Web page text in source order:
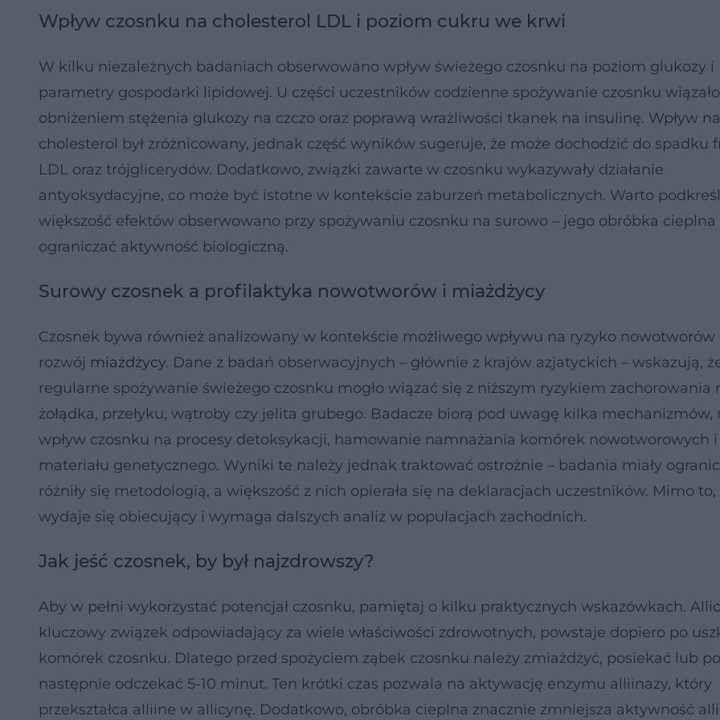
Wpływ czosnku na cholesterol LDL i poziom cukru we krwi
W kilku niezależnych badaniach obserwowano wpływ świeżego czosnku na poziom glukozy i
parametry gospodarki lipidowej. U części uczestników codzienne spożywanie czosnku
obniżeniem stężenia glukozy na czczo oraz poprawą wrażliwości tkanek na insulinę. Wpływ na
cholesterol był zróżnicowany, jednak część wyników sugeruje, że może dochodzić do spadku
LDL oraz trójglicerydów. Dodatkowo, związki zawarte w czosnku wykazywały działanie
antyoksydacyjne, co może być istotne w kontekście zaburzeń metabolicznych. Warto
większość efektów obserwowano przy spożywaniu czosnku na surowo – jego obróbka cieplna
ograniczać aktywność biologiczną.
Surowy czosnek a profilaktyka nowotworów i miażdżycy
Czosnek bywa również analizowany w kontekście możliwego wpływu na ryzyko nowotworów
rozwój miażdżycy. Dane z badań obserwacyjnych – głównie z krajów azjatyckich – wskazują,
regularne spożywanie świeżego czosnku mogło wiązać się z niższym ryzykiem zachorowania
żołądka, przełyku, wątroby czy jelita grubego. Badacze biorą pod uwagę kilka mechanizmów,
wpływ czosnku na procesy detoksykacji, hamowanie namnażania komórek nowotworowych
materiału genetycznego. Wyniki te należy jednak traktować ostrożnie – badania miały
różniły się metodologią, a większość z nich opierała się na deklaracjach uczestników. Mimo
wydaje się obiecujący i wymaga dalszych analiz w populacjach zachodnich.
Jak jeść czosnek, by był najzdrowszy?
Aby w pełni wykorzystać potencjał czosnku, pamiętaj o kilku praktycznych wskazówkach.
kluczowy związek odpowiadający za wiele właściwości zdrowotnych, powstaje dopiero po
komórek czosnku. Dlatego przed spożyciem ząbek czosnku należy zmiażdżyć, posiekać lub
następnie odczekać 5-10 minut. Ten krótki czas pozwala na aktywację enzymu alliinazy, który
przekształca alliine w allicynę. Dodatkowo, obróbka cieplna znacznie zmniejsza aktywność